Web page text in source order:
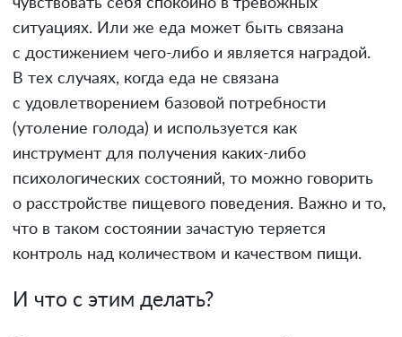
ситуациях. Или же еда может быть связана
с достижением чего-либо и является наградой.
В тех случаях, когда еда не связана
с удовлетворением базовой потребности
(утоление голода) и используется как
инструмент для получения каких-либо
психологических состояний, то можно говорить
о расстройстве пищевого поведения. Важно и то,
что в таком состоянии зачастую теряется
контроль над количеством и качеством пищи.
И что с этим делать?